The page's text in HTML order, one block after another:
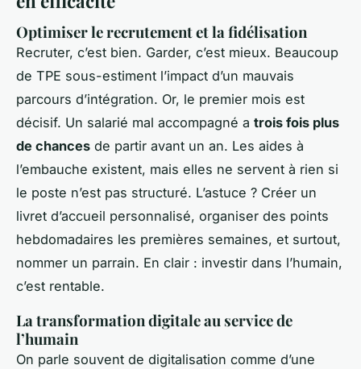
Optimiser le recrutement et la fidélisation
Recruter, c’est bien. Garder, c’est mieux. Beaucoup
de TPE sous-estiment l’impact d’un mauvais
parcours d’intégration. Or, le premier mois est
décisif. Un salarié mal accompagné a trois fois plus
de chances de partir avant un an. Les aides à
l’embauche existent, mais elles ne servent à rien si
le poste n’est pas structuré. L’astuce ? Créer un
livret d’accueil personnalisé, organiser des points
hebdomadaires les premières semaines, et surtout,
nommer un parrain. En clair : investir dans l’humain,
c’est rentable.
La transformation digitale au service de
l’humain
On parle souvent de digitalisation comme d’une